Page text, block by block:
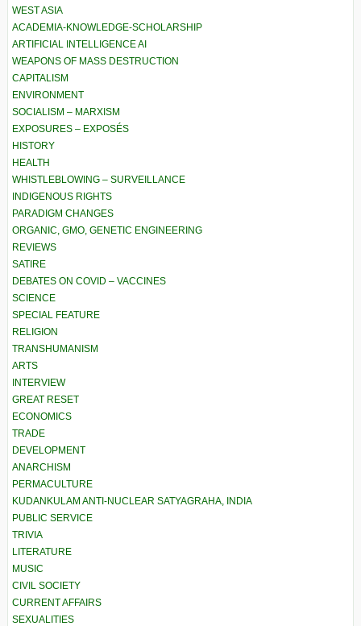
WEST ASIA
ACADEMIA-KNOWLEDGE-SCHOLARSHIP
ARTIFICIAL INTELLIGENCE AI
WEAPONS OF MASS DESTRUCTION
CAPITALISM
ENVIRONMENT
SOCIALISM – MARXISM
EXPOSURES – EXPOSÉS
HISTORY
HEALTH
WHISTLEBLOWING – SURVEILLANCE
INDIGENOUS RIGHTS
PARADIGM CHANGES
ORGANIC, GMO, GENETIC ENGINEERING
REVIEWS
SATIRE
DEBATES ON COVID – VACCINES
SCIENCE
SPECIAL FEATURE
RELIGION
TRANSHUMANISM
ARTS
INTERVIEW
GREAT RESET
ECONOMICS
TRADE
DEVELOPMENT
ANARCHISM
PERMACULTURE
KUDANKULAM ANTI-NUCLEAR SATYAGRAHA, INDIA
PUBLIC SERVICE
TRIVIA
LITERATURE
MUSIC
CIVIL SOCIETY
CURRENT AFFAIRS
SEXUALITIES